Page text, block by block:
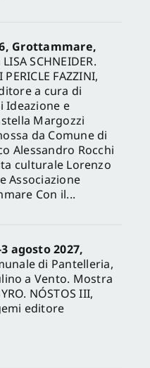
Grottammare,
SCHNEIDER.
FAZZINI,
a cura di
Ideazione e
Margozzi
da Comune di
Alessandro Rocchi
culturale Lorenzo
Associazione
Con il...
agosto 2027,
di Pantelleria,
a Vento. Mostra
NÓSTOS III,
editore